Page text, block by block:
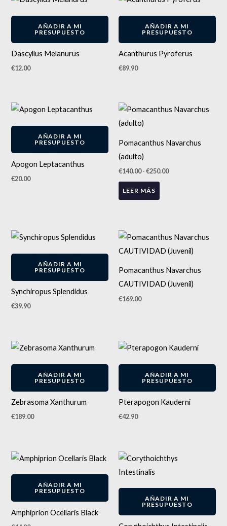
AÑADIR A MI
PRESUPUESTO
Dascyllus Melanurus
€12.00
AÑADIR A MI
PRESUPUESTO
Acanthurus Pyroferus
€89.90
AÑADIR A MI
PRESUPUESTO
Apogon Leptacanthus
€20.00
Pomacanthus Navarchus
(adulto)
€140.00-€250.00
Rango
de
€140.00
hasta
LEER MÁS
AÑADIR A MI
PRESUPUESTO
Synchiropus Splendidus
€39.90
Pomacanthus Navarchus
CAUTIVIDAD (Juvenil)
€169.00
Este
producto
pueden
página
de
AÑADIR A MI
PRESUPUESTO
Zebrasoma Xanthurum
€189.00
AÑADIR A MI
PRESUPUESTO
Pterapogon Kauderni
€42.90
AÑADIR A MI
PRESUPUESTO
Amphiprion Ocellaris Black
AÑADIR A MI
PRESUPUESTO